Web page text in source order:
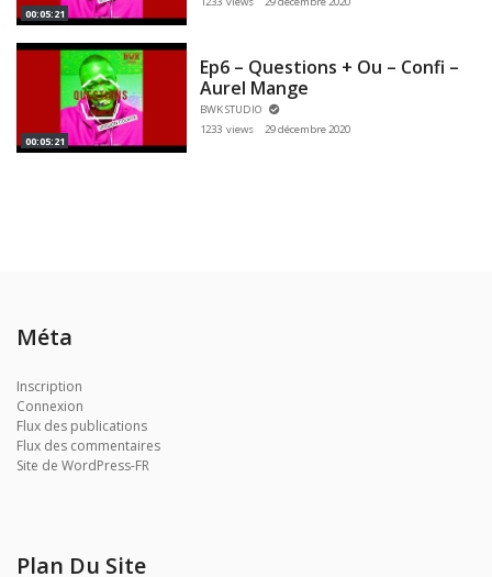
00:05:21
00:05:21
Ep6 – Questions + Ou – Confi –
Aurel Mange
BWK STUDIO
1233 views
29 décembre 2020
Méta
Inscription
Connexion
Flux des publications
Flux des commentaires
Site de WordPress-FR
Plan Du Site